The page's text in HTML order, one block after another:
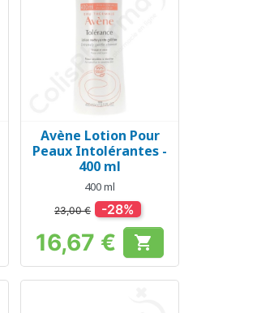
Aperçu rapide
Avène Lotion Pour
Peaux Intolérantes -
400 ml
400 ml
23,00 € -28%
Prix
16,67 € 